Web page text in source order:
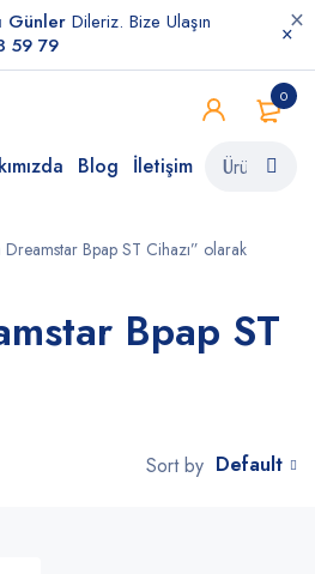
Günler Dileriz. Bize Ulaşın
59 79
0
Blog İletişim
Bpap ST Cihazı” olarak
Bpap ST
Sort by Default